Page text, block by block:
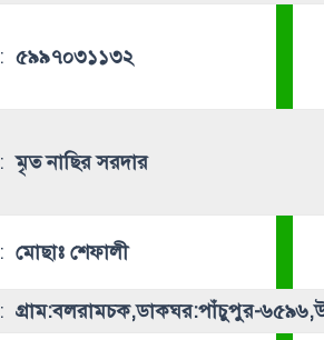
: ৫৯৯৭০৩১১৩২
:মৃত নাছির সরদার
: মোছাঃ শেফালী
: গ্রাম:বলরামচক,ডাকঘর:পাঁচুপুর-